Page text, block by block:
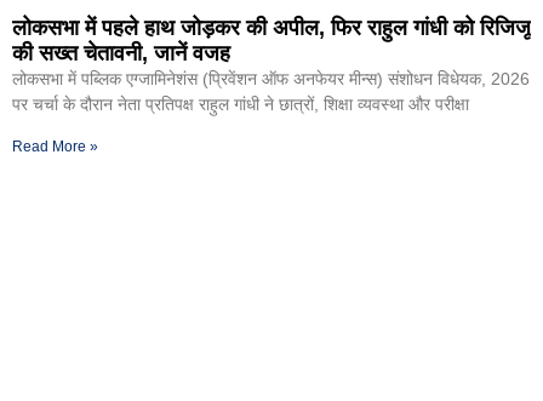
लोकसभा में पहले हाथ जोड़कर की अपील, फिर राहुल गांधी को रिजिजू
की सख्त चेतावनी, जानें वजह
लोकसभा में पब्लिक एग्जामिनेशंस (प्रिवेंशन ऑफ अनफेयर मीन्स) संशोधन विधेयक, 2026
पर चर्चा के दौरान नेता प्रतिपक्ष राहुल गांधी ने छात्रों, शिक्षा व्यवस्था और परीक्षा
Read More »